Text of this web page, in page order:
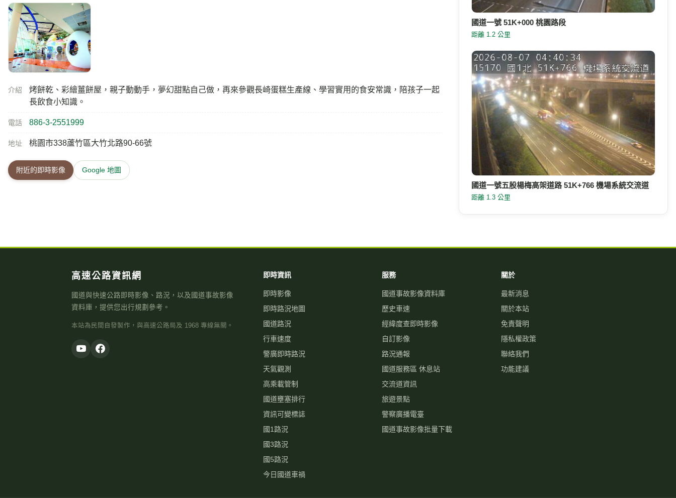
介紹
烤餅乾、彩繪薑餅屋，親子動動手，夢幻甜點自己做，再來參觀長崎蛋糕生產線、學習實用的食安常識，陪孩子一起
長飲食小知識。
電話 886-3-2551999
地址 桃園市338蘆竹區大竹北路90-66號
附近的即時影像 Google 地圖
國道一號 51K+000 桃園路段
距離 1.2 公里
國道一號五股楊梅高架道路 51K+766 機場系統交流道
距離 1.3 公里
高速公路資訊網
國道與快速公路即時影像、路況，以及國道事故影像
資料庫，提供您出行規劃參考。
本站為民間自發製作，與高速公路局及 1968 專線無關。
即時資訊
即時影像
即時路況地圖
國道路況
行車速度
警廣即時路況
天氣觀測
高乘載管制
國道壅塞排行
資訊可變標誌
國1路況
國3路況
國5路況
今日國道車禍
服務
國道事故影像資料庫
歷史車速
經緯度查即時影像
自訂影像
路況通報
國道服務區 休息站
交流道資訊
旅遊景點
警察廣播電臺
國道事故影像批量下載
關於
最新消息
關於本站
免責聲明
隱私權政策
聯絡我們
功能建議